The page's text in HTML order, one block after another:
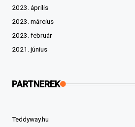
2023. április
2023. március
2023. február
2021. június
PARTNEREK
Teddyway.hu